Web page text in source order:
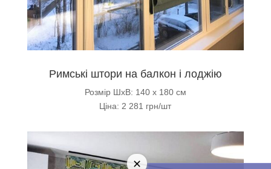
Римські штори на балкон і лоджію
Розмір ШхВ: 140 х 180 см
Ціна: 2 281 грн/шт